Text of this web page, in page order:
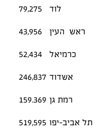
לוד 79,275
ראש העין 43,956
כרמיאל 52,434
אשדוד 246,837
רמת גן 159.369
תל אביב-יפו 519,595